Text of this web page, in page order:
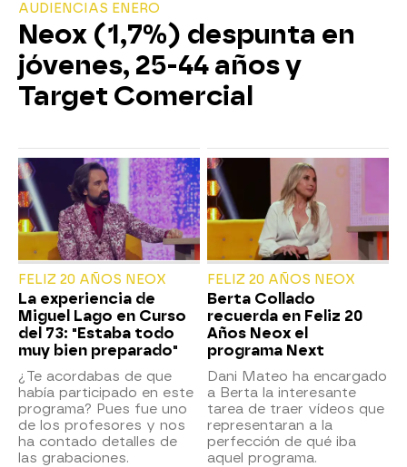
AUDIENCIAS ENERO
Neox (1,7%) despunta en
jóvenes, 25-44 años y
Target Comercial
FELIZ 20 AÑOS NEOX
La experiencia de
Miguel Lago en Curso
del 73: "Estaba todo
muy bien preparado"
¿Te acordabas de que
había participado en este
programa? Pues fue uno
de los profesores y nos
ha contado detalles de
las grabaciones.
FELIZ 20 AÑOS NEOX
Berta Collado
recuerda en Feliz 20
Años Neox el
programa Next
Dani Mateo ha encargado
a Berta la interesante
tarea de traer vídeos que
representaran a la
perfección de qué iba
aquel programa.